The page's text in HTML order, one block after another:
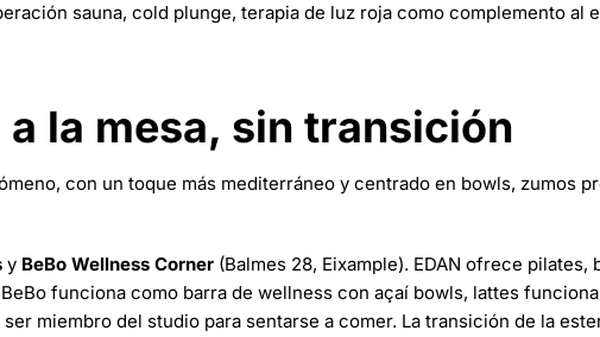
sauna, cold plunge, terapia de luz roja como complemento al
la mesa, sin transición
con un toque más mediterráneo y centrado en bowls, zumos
y BeBo Wellness Corner (Balmes 28, Eixample). EDAN ofrece pilates,
funciona como barra de wellness con açaí bowls, lattes
miembro del studio para sentarse a comer. La transición de la